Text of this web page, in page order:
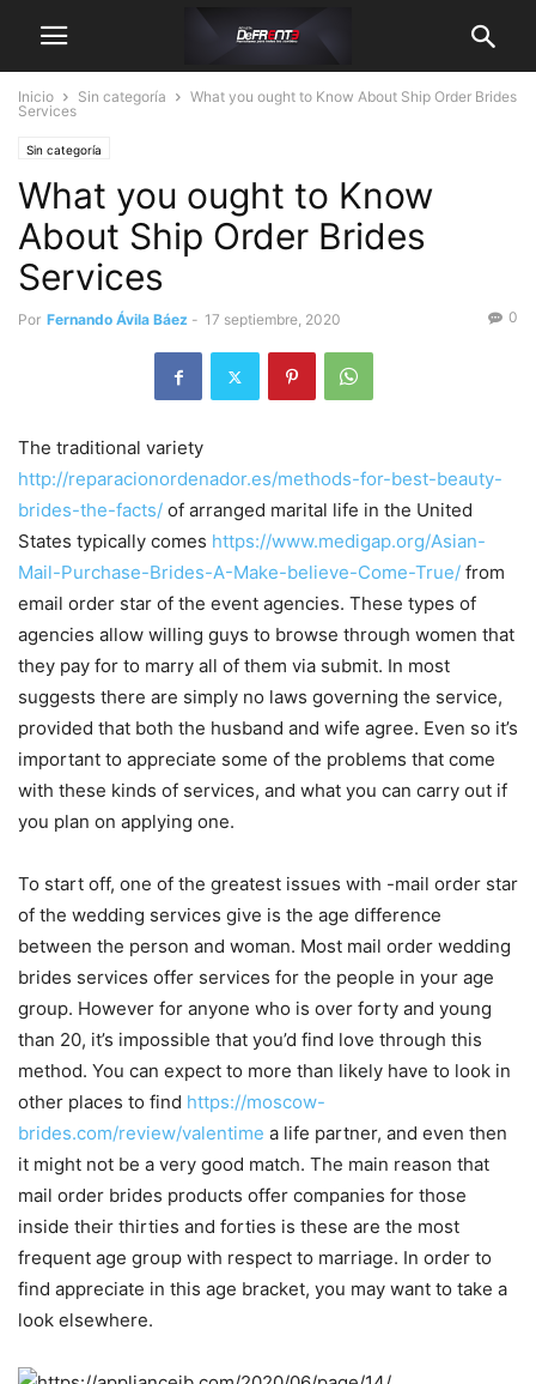
Inicio Sin categoría
What you ought to Know About Ship Order Brides
Services
Sin categoría
What you ought to Know
About Ship Order Brides
Services
Por Fernando Ávila Báez - 17 septiembre, 2020 0
The traditional variety
http://reparacionordenador.es/methods-for-best-beauty-
brides-the-facts/ of arranged marital life in the United
States typically comes https://www.medigap.org/Asian-
Mail-Purchase-Brides-A-Make-believe-Come-True/ from
email order star of the event agencies. These types of
agencies allow willing guys to browse through women that
they pay for to marry all of them via submit. In most
suggests there are simply no laws governing the service,
provided that both the husband and wife agree. Even so it’s
important to appreciate some of the problems that come
with these kinds of services, and what you can carry out if
you plan on applying one.
To start off, one of the greatest issues with -mail order star
of the wedding services give is the age difference
between the person and woman. Most mail order wedding
brides services offer services for the people in your age
group. However for anyone who is over forty and young
than 20, it’s impossible that you’d find love through this
method. You can expect to more than likely have to look in
other places to find https://moscow-
brides.com/review/valentime a life partner, and even then
it might not be a very good match. The main reason that
mail order brides products offer companies for those
inside their thirties and forties is these are the most
frequent age group with respect to marriage. In order to
find appreciate in this age bracket, you may want to take a
look elsewhere.